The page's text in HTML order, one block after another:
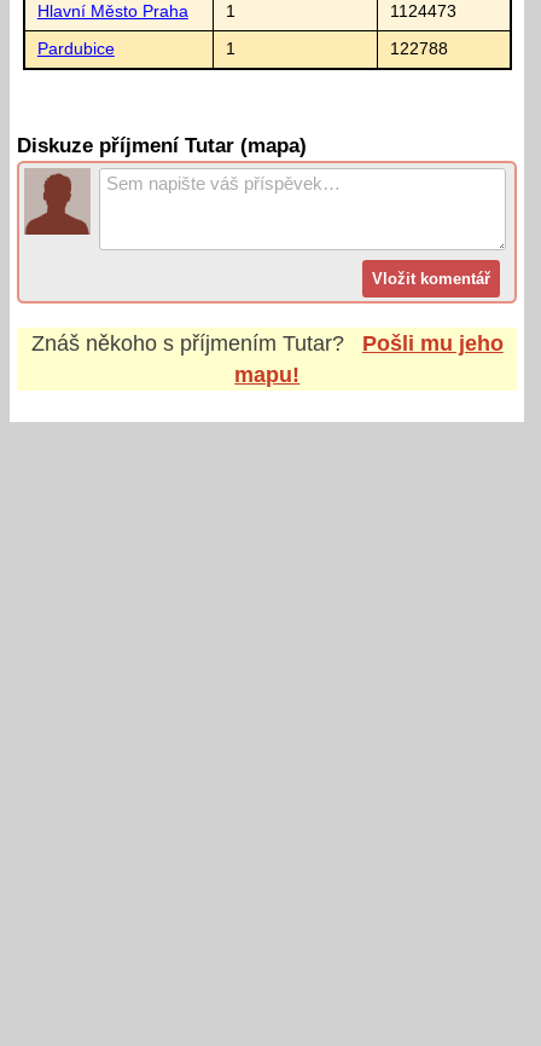
Hlavní Město Praha 1 1124473
Pardubice 1 122788
Diskuze příjmení Tutar (mapa)
Znáš někoho s příjmením Tutar?
Pošli mu jeho
mapu!